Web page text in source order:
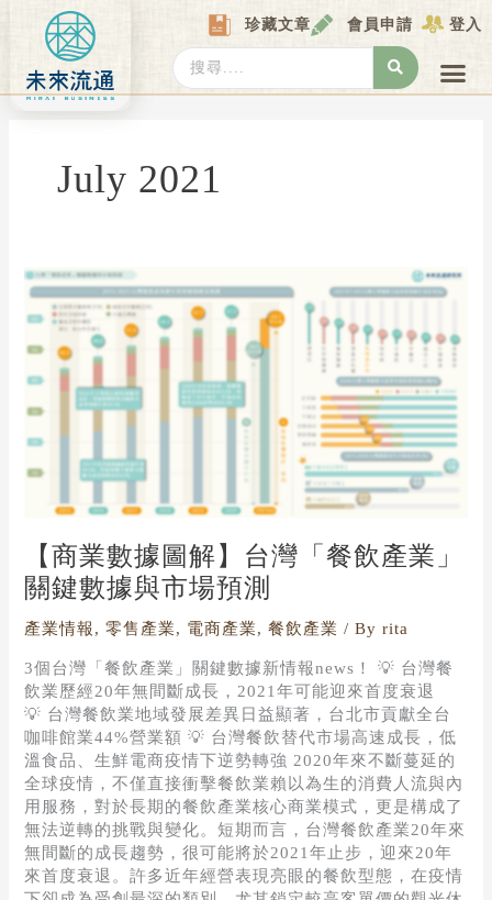
content
珍藏文章 會員申請 登入
Search
...
July 2021
【商業數據圖解】台灣「餐飲產業」
關鍵數據與市場預測
產業情報,零售產業, 電商產業,餐飲產業 / Byrita
3個台灣「餐飲產業」關鍵數據新情報news！ 💡 台灣餐
飲業歷經20年無間斷成長，2021年可能迎來首度衰退
💡 台灣餐飲業地域發展差異日益顯著，台北市貢獻全台
咖啡館業44%營業額 💡 台灣餐飲替代市場高速成長，低
溫食品、生鮮電商疫情下逆勢轉強 2020年來不斷蔓延的
全球疫情，不僅直接衝擊餐飲業賴以為生的消費人流與內
用服務，對於長期的餐飲產業核心商業模式，更是構成了
無法逆轉的挑戰與變化。短期而言，台灣餐飲產業20年來
無間斷的成長趨勢，很可能將於2021年止步，迎來20年
來首度衰退。許多近年經營表現亮眼的餐飲型態，在疫情
【商
業
數
據
台
灣
鍵
數
據
市
場
預
測